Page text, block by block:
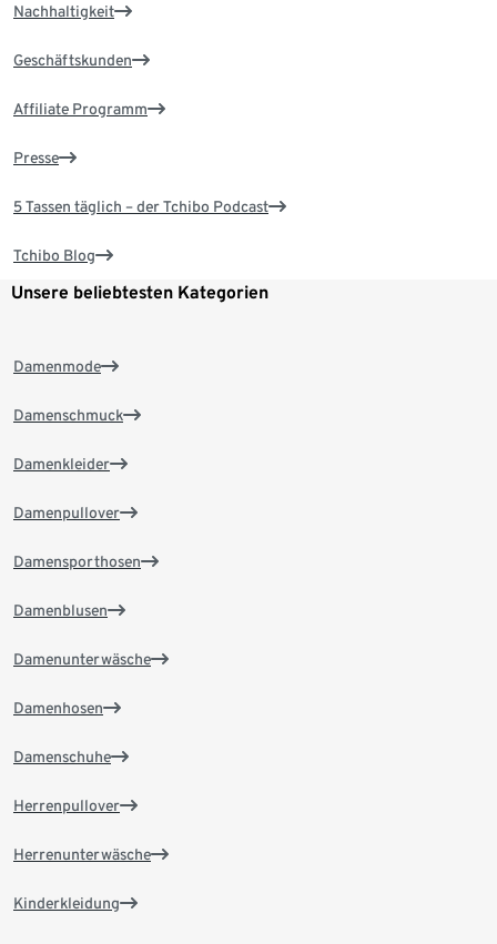
Nachhaltigkeit
Geschäftskunden
Affiliate Programm
Presse
5 Tassen täglich – der Tchibo Podcast
Tchibo Blog
Unsere beliebtesten Kategorien
Damenmode
Damenschmuck
Damenkleider
Damenpullover
Damensporthosen
Damenblusen
Damenunterwäsche
Damenhosen
Damenschuhe
Herrenpullover
Herrenunterwäsche
Kinderkleidung